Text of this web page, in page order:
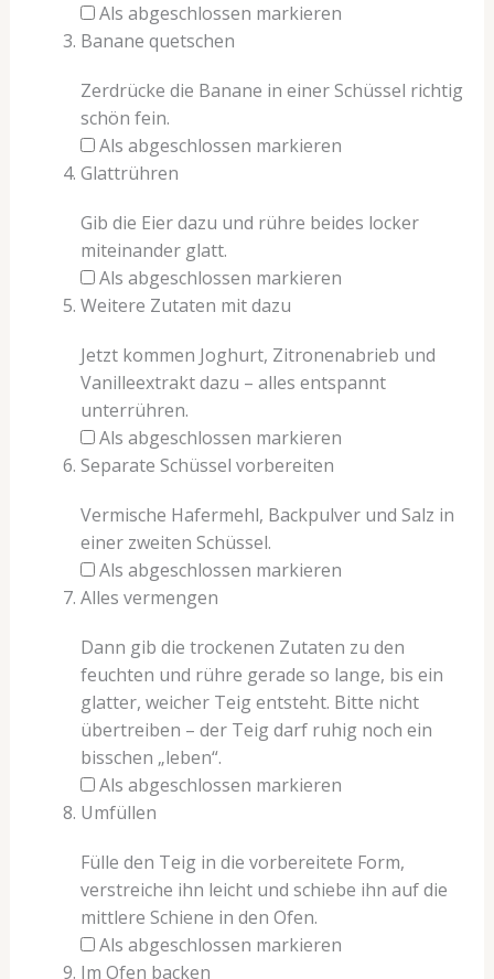
Als abgeschlossen markieren
Banane quetschen
Zerdrücke die Banane in einer Schüssel richtig
schön fein.
Als abgeschlossen markieren
Glattrühren
Gib die Eier dazu und rühre beides locker
miteinander glatt.
Als abgeschlossen markieren
Weitere Zutaten mit dazu
Jetzt kommen Joghurt, Zitronenabrieb und
Vanilleextrakt dazu – alles entspannt
unterrühren.
Als abgeschlossen markieren
Separate Schüssel vorbereiten
Vermische Hafermehl, Backpulver und Salz in
einer zweiten Schüssel.
Als abgeschlossen markieren
Alles vermengen
Dann gib die trockenen Zutaten zu den
feuchten und rühre gerade so lange, bis ein
glatter, weicher Teig entsteht. Bitte nicht
übertreiben – der Teig darf ruhig noch ein
bisschen „leben“.
Als abgeschlossen markieren
Umfüllen
Fülle den Teig in die vorbereitete Form,
verstreiche ihn leicht und schiebe ihn auf die
mittlere Schiene in den Ofen.
Als abgeschlossen markieren
Im Ofen backen